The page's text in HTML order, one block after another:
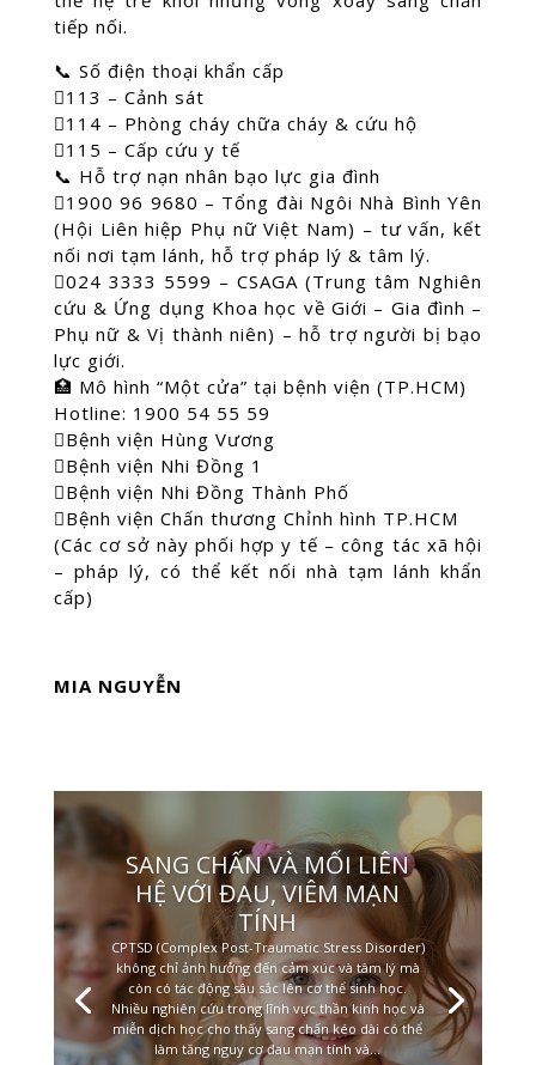
tiếp nối.
📞 Số điện thoại khẩn cấp
113 – Cảnh sát
114 – Phòng cháy chữa cháy & cứu hộ
115 – Cấp cứu y tế
📞 Hỗ trợ nạn nhân bạo lực gia đình
1900 96 9680 – Tổng đài Ngôi Nhà Bình Yên
(Hội Liên hiệp Phụ nữ Việt Nam) – tư vấn, kết
nối nơi tạm lánh, hỗ trợ pháp lý & tâm lý.
024 3333 5599 – CSAGA (Trung tâm Nghiên
cứu & Ứng dụng Khoa học về Giới – Gia đình –
Phụ nữ & Vị thành niên) – hỗ trợ người bị bạo
lực giới.
🏥 Mô hình “Một cửa” tại bệnh viện (TP.HCM)
Hotline: 1900 54 55 59
Bệnh viện Hùng Vương
Bệnh viện Nhi Đồng 1
Bệnh viện Nhi Đồng Thành Phố
Bệnh viện Chấn thương Chỉnh hình TP.HCM
(Các cơ sở này phối hợp y tế – công tác xã hội
– pháp lý, có thể kết nối nhà tạm lánh khẩn
cấp)
MIA NGUYỄN
SANG CHẤN VÀ MỐI LIÊN
HỆ VỚI ĐAU, VIÊM MẠN
TÍNH
CPTSD (Complex Post-Traumatic Stress Disorder)
không chỉ ảnh hưởng đến cảm xúc và tâm lý mà
còn có tác động sâu sắc lên cơ thể sinh học.
Nhiều nghiên cứu trong lĩnh vực thần kinh học và
miễn dịch học cho thấy sang chấn kéo dài có thể
làm tăng nguy cơ đau mạn tính và...